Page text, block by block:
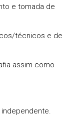
e tomada de
técnicos e de
assim como